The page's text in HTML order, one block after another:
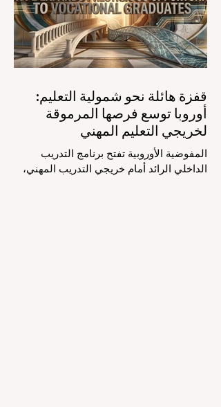
حقيقية في مهنة التدريس. ومن خلال الأتمتة
الناجحة للمهام الإدارية التي تستغرق وقتاً
طويلاً، تبشر هذه الأدوات المتقدمة بعصر
قفزة هائلة نحو شمولية التعليم:
أوروبا توسع فرصها المرموقة
لخريجي التعليم المهني
المفوضية الأوروبية تفتح برنامج التدريب
الداخلي الرائد أمام خريجي التدريب المهني،